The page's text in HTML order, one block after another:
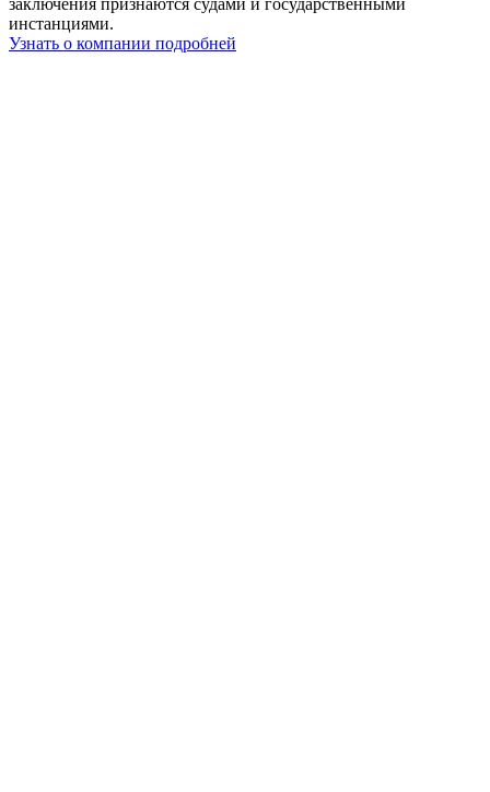
заключения признаются судами и государственными
инстанциями.
Узнать о компании подробней